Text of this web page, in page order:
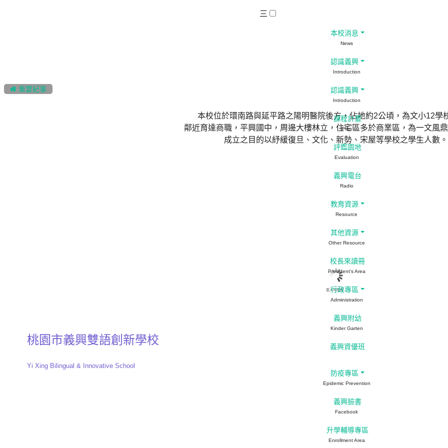
 重要紀事
本校位於環南路與延平路之陽明醫院後方，佔地約2公頃，為文小12學
鄰近育達商職，平興國中，周邊大樓林立，住宅區多於商業區，為一文風
成立之目的以紓緩復旦、文化、新勢、宋屋等學校之學生人數。
載入時間線...
桃園市義興雙語創新學校
Yi Xing Bilingual & Innovative School
三
本校消息
News
認識義興
Introduction
認識義興
Introduction
課程計畫
Plan
評鑑園地
Evaluation
義興電台
Radio
教育資源
Resource
其他資源
Other Resource
校長來讀冊
President's Area
行政專區
Administration
義興附幼
Kinder Garten
義興資優班
防疫專區
Epidemic Prevention
義興臉書
Facebook
升學輔導專區
Enrollment Area